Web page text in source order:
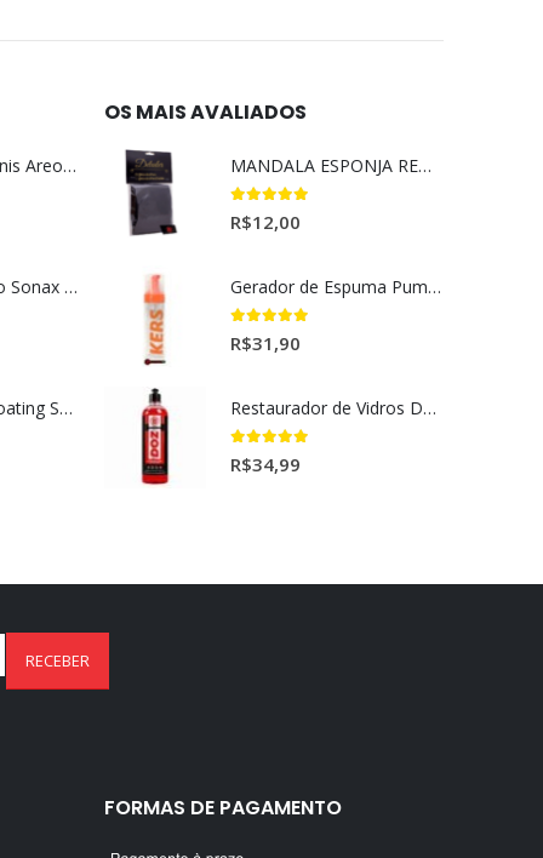
Aromatizante Tênis Areon Fresh Wave New Car / Carro Novo
Selador Cerâmico Sonax Xtreme Ceramic Spray + Seal (750ml)
Ceramic Spray Coating Sonax 750ml
OS MAIS AVALIADOS
MANDALA ESPONJA REMOVEDORA DE INSETO
5.00
R$12,00
Gerador de Espuma Pump Espuma Kers (200ml)
5.00
R$31,90
Restaurador de Vidros DOZ Dmg (500ml)
5.00
R$34,99
FORMAS DE PAGAMENTO